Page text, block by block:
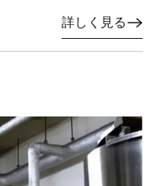
詳しく見る